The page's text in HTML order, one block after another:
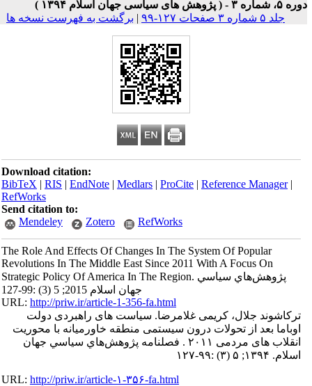
۳ - ( پژوهش های سیاسی جهان اسلام ۱۳۹۴ )
جلد ۵ شماره ۳ صفحات ۱۲۷-۹۹
|برگشت به فهرست نسخه ها
Download citation:
BibTeX|RIS|EndNote|Medlars|ProCite|Reference Manager
RefWorks
Send citation to:
Mendeley
Zotero RefWorks
The Role And Effects Of Changes In The System Of Popular
Revolutions In The Middle East Since 2011 With A Focus On
Strategic Policy Of America In The Region. پژوهش‌هاي سياسي
جهان اسلام 2015; 5 (3) :99-127
URL:http://priw.ir/article-1-356-fa.html
ترکاشوند جلال، کریمی غلامرضا. سیاست های راهبردی دولت
اوباما بعد از تحولات درون سیستمی منطقه خاورمیانه با محوریت
انقلاب های مردمی ۲۰۱۱ . فصلنامه پژوهش‌هاي سياسي جهان
اسلام. ۱۳۹۴; ۵ (۳) :۹۹-۱۲۷
URL:http://priw.ir/article-۱-۳۵۶-fa.html